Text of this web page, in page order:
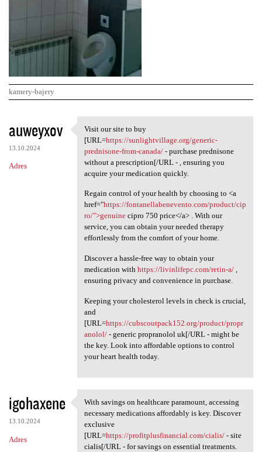
kamery-bajery
K
o
m
e
auweyxov
13.10.2024
Adres
Visit our site to buy [URL
Visit our site to buy
[URL=https://sunlightvillage.org/generic-
prednisone-from-canada/- purchase prednisone
without a prescription[/URL - , ensuring you
acquire your medication quickly.
Regain control of your health by choosing to <a
href="https://fontanellabenevento.com/product/cip
ro/">genuinecipro 750 price</a> . With our
service, you can obtain your needed therapy
effortlessly from the comfort of your home.
Discover a hassle-free way to obtain your
medication with https://livinlifepc.com/retin-a/,
ensuring privacy and convenience in purchase.
Keeping your cholesterol levels in check is crucial,
and
[URL=https://cubscoutpack152.org/product/propr
anolol/- generic propranolol uk[/URL - might be
the key. Look into affordable options to control
your heart health today.
igohaxene
13.10.2024
Adres
With savings on healthcare
With savings on healthcare paramount, accessing
necessary medications affordably is key. Discover
exclusive
[URL=https://profitplusfinancial.com/cialis/- site
cialis[/URL - for savings on essential treatments.